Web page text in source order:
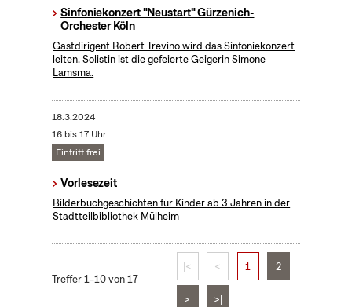
Sinfoniekonzert "Neustart" Gürzenich-
Orchester Köln
Gastdirigent Robert Trevino wird das Sinfoniekonzert
leiten. Solistin ist die gefeierte Geigerin Simone
Lamsma.
18.3.2024
16 bis 17 Uhr
Eintritt frei
Vorlesezeit
Bilderbuchgeschichten für Kinder ab 3 Jahren in der
Stadtteilbibliothek Mülheim
Treffer 1–10 von 17
|< < 1 2
> >|